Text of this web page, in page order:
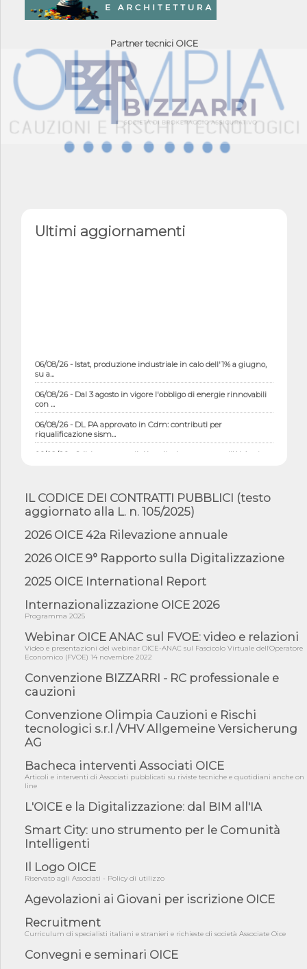
Partner tecnici OICE
Ultimi aggiornamenti
06/08/26 - Istat, produzione industriale in calo dell'1% a giugno,
su a...
06/08/26 - Dal 3 agosto in vigore l'obbligo di energie rinnovabili
con ...
06/08/26 - DL PA approvato in Cdm: contributi per
riqualificazione sism...
06/08/26 - CdM: approvato il d.lgs. di adeguamento all’AI Act in
05/08/26 - DL Infrastrutture e PNRR è legge: approvata oggi la
fiducia...
05/08/26 - Focus OICE sul DDL di riforma della responsabilità
2 s...
05/08/26 - SAVE THE DATE: Assemblea Pubblica Confindustria
Professioni ...
05/08/26 - Successo OICE per il bando della Città metropolitana
di Reg...
05/08/26 - Lettera OICE per il bando della Giunta Regionale della
04/08/26 - DL PA: previste cancellazioni da elenchi professionisti
04/08/26 - International Sustainable Buildings Competition -
COP31, An...
impugnar...
04/08/26 - Rapporto Anac corruzione 2020-2026: procedimenti
04/08/26 - CdS: partecipazione alla gara non equivale ad
04/08/26 - DL Infrastrutture approvato alla Camera, passa ora al
Senato
03/08/26 - TAR Piemonte: RUP può avvalersi di consulente
esterno per v...
03/08/26 - Gruppo FS: nel primo semestre 2026 3 mld di
03/08/26 - Conferenza Obiettivo Export: Imprese e Territori del
03/08/26 - TAR Sicilia: raggruppate devono possedere requisiti
IL CODICE DEI CONTRATTI PUBBLICI (testo
aggiornato alla L. n. 105/2025)
2026 OICE 42a Rilevazione annuale
2026 OICE 9° Rapporto sulla Digitalizzazione
2025 OICE International Report
Internazionalizzazione OICE 2026
Programma 2025
Webinar OICE ANAC sul FVOE: video e relazioni
Video e presentazioni del webinar OICE-ANAC sul Fascicolo Virtuale dell'Operatore
Economico (FVOE) 14 novembre 2022
Convenzione BIZZARRI - RC professionale e
cauzioni
Convenzione Olimpia Cauzioni e Rischi
tecnologici s.r.l /VHV Allgemeine Versicherung
AG
Bacheca interventi Associati OICE
Articoli e interventi di Associati pubblicati su riviste tecniche e quotidiani anche on
line
L'OICE e la Digitalizzazione: dal BIM all'IA
Smart City: uno strumento per le Comunità
Intelligenti
Il Logo OICE
Riservato agli Associati - Policy di utilizzo
Agevolazioni ai Giovani per iscrizione OICE
Recruitment
Curriculum di specialisti italiani e stranieri e richieste di società Associate Oice
Convegni e seminari OICE